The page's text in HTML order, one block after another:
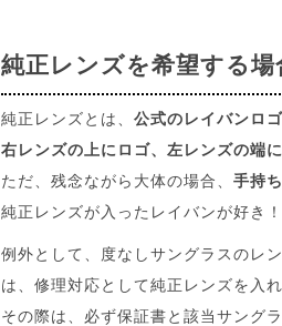
純正レンズを希望する場
純正レンズとは、 公式のレイバンロ
右レンズの上にロゴ、左レンズの端
ただ、残念ながら大体の場合、 手持
純正レンズが入ったレイバンが好き
例外として、度なしサングラスのレ
は、修理対応として純正レンズを入
その際は、必ず保証書と該当サング